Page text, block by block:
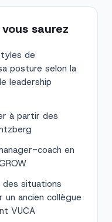
saurez
de
posture selon la
leadership
à partir des
coach en
situations
un ancien collègue
VUCA